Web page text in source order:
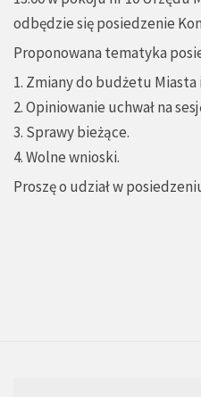
odbędzie się posiedzenie
Proponowana tematyka
1. Zmiany do budżetu Miasta
2. Opiniowanie uchwał na
3. Sprawy bieżące.
4. Wolne wnioski.
Proszę o udział w